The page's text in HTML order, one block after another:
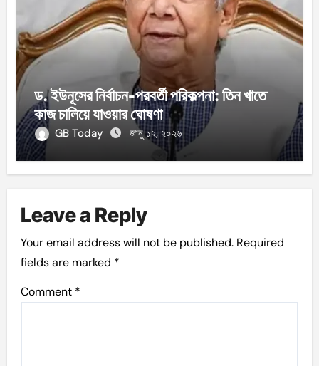
ড. ইউনূসের নির্বাচন-পরবর্তী পরিকল্পনা: তিন খাতে
কাজ চালিয়ে যাওয়ার ঘোষণা
GB Today জানু ১২, ২০২৬
Leave a Reply
Your email address will not be published. Required
fields are marked *
Comment *